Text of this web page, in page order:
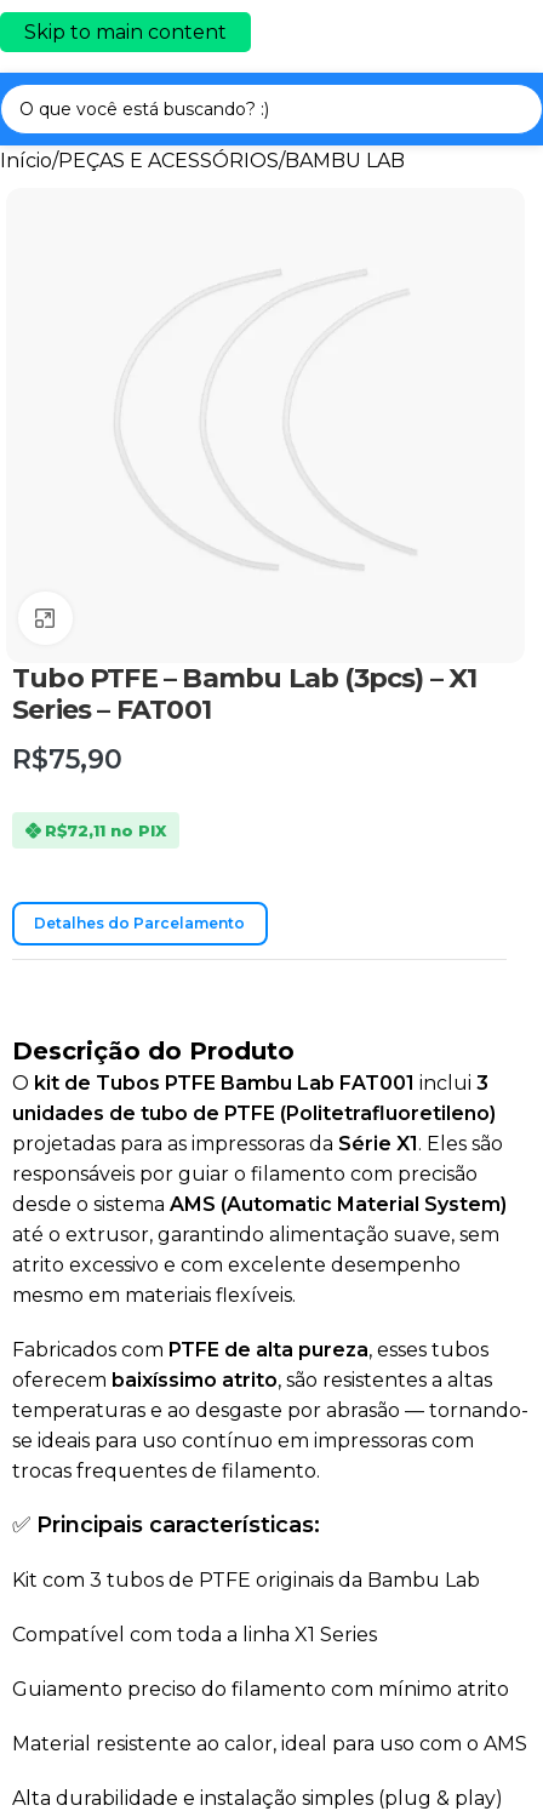
Skip to main content
Início/PEÇAS E ACESSÓRIOS/BAMBU LAB
Tubo PTFE – Bambu Lab (3pcs) – X1
Series – FAT001
R$75,90
R$72,11 no PIX
Detalhes do Parcelamento
Descrição do Produto
O kit de Tubos PTFE Bambu Lab FAT001 inclui 3
unidades de tubo de PTFE (Politetrafluoretileno)
projetadas para as impressoras da Série X1. Eles são
responsáveis por guiar o filamento com precisão
desde o sistema AMS (Automatic Material System)
até o extrusor, garantindo alimentação suave, sem
atrito excessivo e com excelente desempenho
mesmo em materiais flexíveis.
Fabricados com PTFE de alta pureza, esses tubos
oferecem baixíssimo atrito, são resistentes a altas
temperaturas e ao desgaste por abrasão — tornando-
se ideais para uso contínuo em impressoras com
trocas frequentes de filamento.
✅ Principais características:
Kit com 3 tubos de PTFE originais da Bambu Lab
Compatível com toda a linha X1 Series
Guiamento preciso do filamento com mínimo atrito
Material resistente ao calor, ideal para uso com o AMS
Alta durabilidade e instalação simples (plug & play)